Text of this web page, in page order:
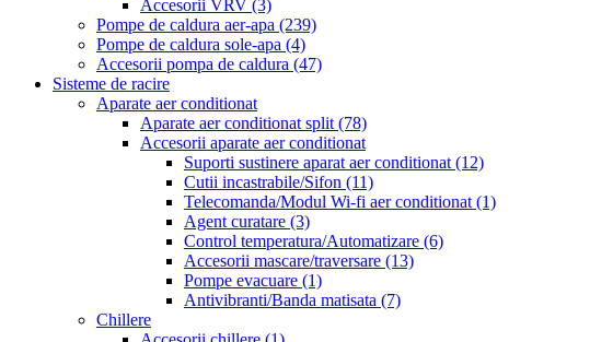
Accesorii VRV (3)
Pompe de caldura aer-apa (239)
Pompe de caldura sole-apa (4)
Accesorii pompa de caldura (47)
Sisteme de racire
Aparate aer conditionat
Aparate aer conditionat split (78)
Accesorii aparate aer conditionat
Suporti sustinere aparat aer conditionat (12)
Cutii incastrabile/Sifon (11)
Telecomanda/Modul Wi-fi aer conditionat (1)
Agent curatare (3)
Control temperatura/Automatizare (6)
Accesorii mascare/traversare (13)
Pompe evacuare (1)
Antivibranti/Banda matisata (7)
Chillere